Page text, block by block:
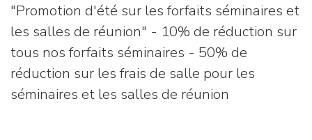
"Promotion d'été sur les forfaits séminaires et
les salles de réunion" - 10% de réduction sur
tous nos forfaits séminaires - 50% de
réduction sur les frais de salle pour les
séminaires et les salles de réunion